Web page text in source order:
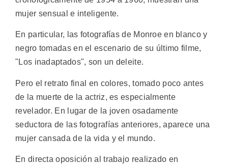
mujer sensual e inteligente.
En particular, las fotografías de Monroe en blanco y
negro tomadas en el escenario de su último filme,
"Los inadaptados", son un deleite.
Pero el retrato final en colores, tomado poco antes
de la muerte de la actriz, es especialmente
revelador. En lugar de la joven osadamente
seductora de las fotografías anteriores, aparece una
mujer cansada de la vida y el mundo.
En directa oposición al trabajo realizado en